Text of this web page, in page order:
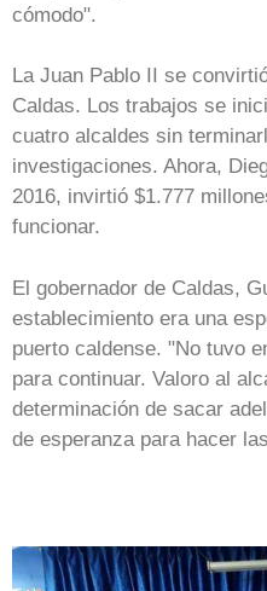
cómodo".
La Juan Pablo II se
Caldas. Los trabajos se
cuatro alcaldes sin
investigaciones. Ahora,
2016, invirtió $1.777
funcionar.
El gobernador de Caldas,
establecimiento era una
puerto caldense. "No tuvo
para continuar. Valoro al
determinación de sacar
de esperanza para hacer